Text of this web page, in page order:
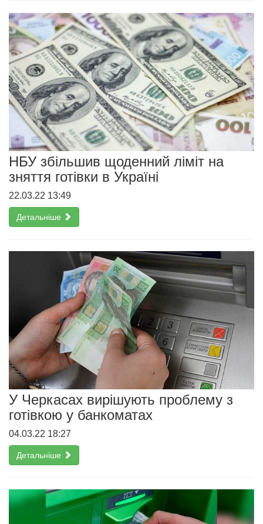
НБУ збільшив щоденний ліміт на
зняття готівки в Україні
22.03.22 13:49
Детальніше
У Черкасах вирішують проблему з
готівкою у банкоматах
04.03.22 18:27
Детальніше